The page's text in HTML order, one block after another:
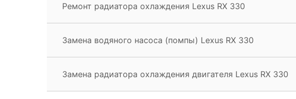
Ремонт радиатора охлаждения Lexus RX 330
Замена водяного насоса (помпы) Lexus RX 330
Замена радиатора охлаждения двигателя Lexus RX 330